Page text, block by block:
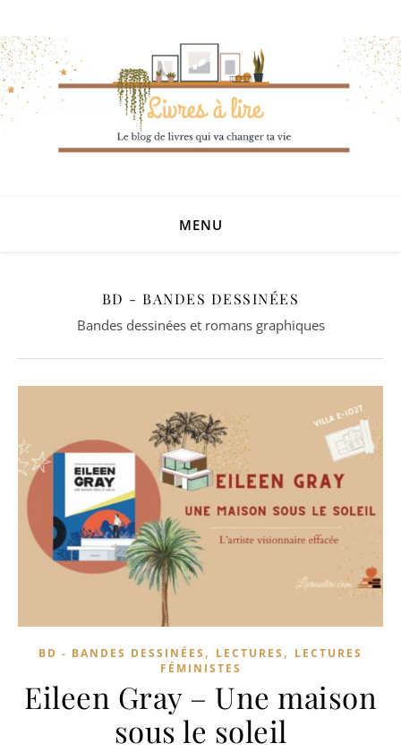
MENU
BD - BANDES DESSINÉES
Bandes dessinées et romans graphiques
BD - BANDES DESSINÉES , LECTURES , LECTURES
FÉMINISTES
Eileen Gray – Une maison
sous le soleil